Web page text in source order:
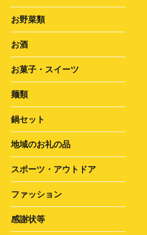
お野菜類
お酒
お菓子・スイーツ
麺類
鍋セット
地域のお礼の品
スポーツ・アウトドア
ファッション
感謝状等